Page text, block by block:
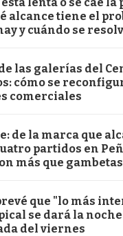
alcance tiene el
y cuándo se
las galerías del
cómo se
comerciales
de la marca que
partidos en
más que gambetas
que "lo más
se dará la noche
del viernes